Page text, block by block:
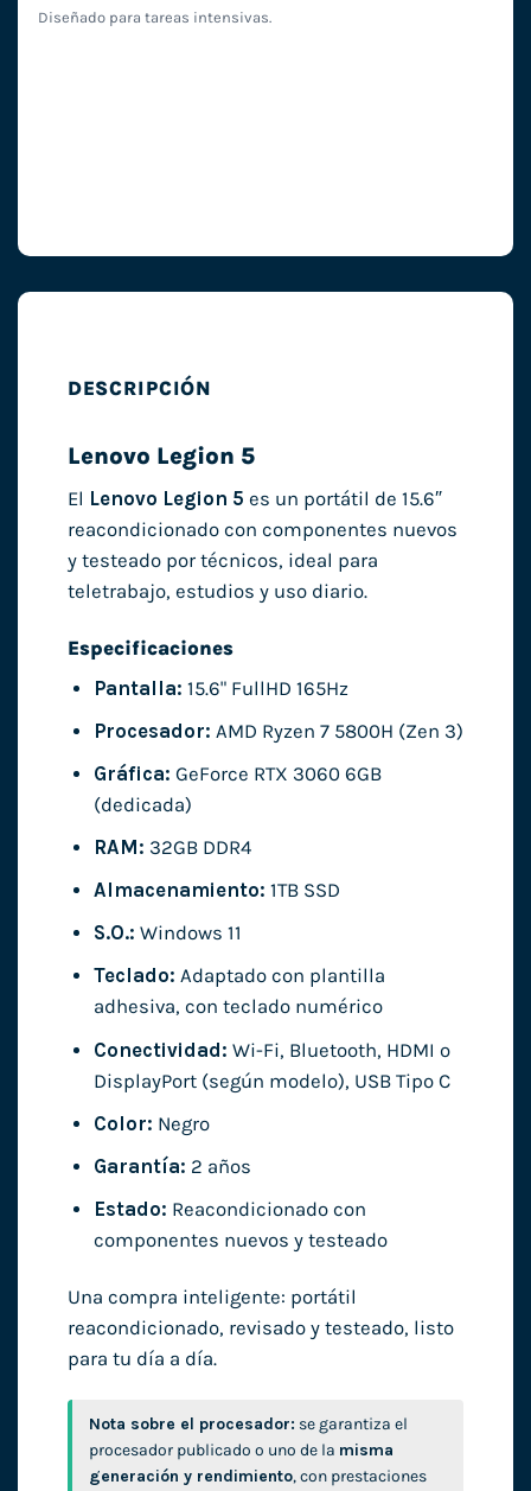
Diseñado para tareas intensivas.
DESCRIPCIÓN
Lenovo Legion 5
El Lenovo Legion 5 es un portátil de 15.6″
reacondicionado con componentes nuevos
y testeado por técnicos, ideal para
teletrabajo, estudios y uso diario.
Especificaciones
Pantalla: 15.6" FullHD 165Hz
Procesador: AMD Ryzen 7 5800H (Zen 3)
Gráfica: GeForce RTX 3060 6GB
(dedicada)
RAM: 32GB DDR4
Almacenamiento: 1TB SSD
S.O.: Windows 11
Teclado: Adaptado con plantilla
adhesiva, con teclado numérico
Conectividad: Wi-Fi, Bluetooth, HDMI o
DisplayPort (según modelo), USB Tipo C
Color: Negro
Garantía: 2 años
Estado: Reacondicionado con
componentes nuevos y testeado
Una compra inteligente: portátil
reacondicionado, revisado y testeado, listo
para tu día a día.
Nota sobre el procesador: se garantiza el
procesador publicado o uno de la misma
generación y rendimiento, con prestaciones